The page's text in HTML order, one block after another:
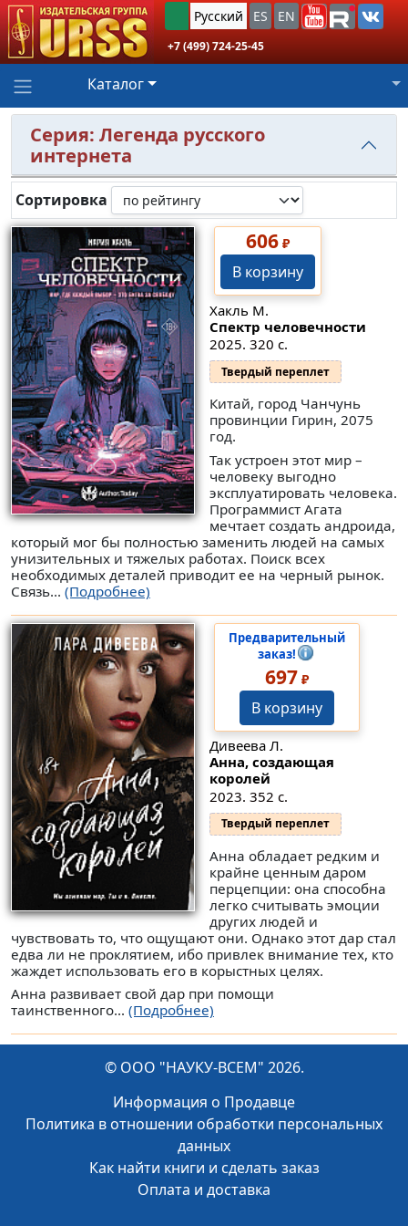
Русский ES EN
+7 (499) 724-25-45
Каталог
Серия: Легенда русского
интернета
Сортировка
606₽
В корзину
Хакль М.
Спектр человечности
2025. 320 с.
Твердый переплет
Китай, город Чанчунь
провинции Гирин, 2075
год.
Так устроен этот мир –
человеку выгодно
эксплуатировать человека.
Программист Агата
мечтает создать андроида,
который мог бы полностью заменить людей на самых
унизительных и тяжелых работах. Поиск всех
необходимых деталей приводит ее на черный рынок.
Связь... (Подробнее)
Предварительный
заказ!
697₽
В корзину
Дивеева Л.
Анна, создающая
королей
2023. 352 с.
Твердый переплет
Анна обладает редким и
крайне ценным даром
перцепции: она способна
легко считывать эмоции
других людей и
чувствовать то, что ощущают они. Однако этот дар стал
едва ли не проклятием, ибо привлек внимание тех, кто
жаждет использовать его в корыстных целях.
Анна развивает свой дар при помощи
таинственного... (Подробнее)
© ООО "НАУКУ-ВСЕМ" 2026.
Информация о Продавце
Политика в отношении обработки персональных
данных
Как найти книги и сделать заказ
Оплата и доставка